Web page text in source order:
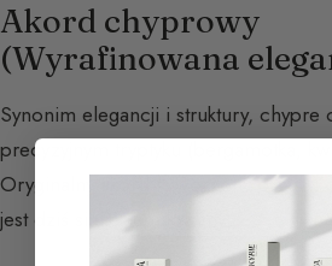
Akord chyprowy
(Wyrafinowana
Synonim elegancji i struktury, chypre
precyzyjnym tryptyku (bergamotka,
Oryginalny akord (stworzony przez
jest dziś silnie regulowany.